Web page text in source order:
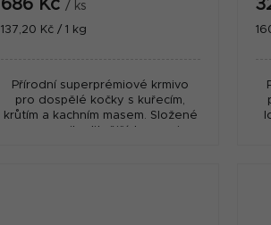
686 Kč/ ks
Měrná
137,20 Kč / 1 kg
Přírodní superprémiové krmivo
pro dospělé kočky s kuřecím,
krůtím a kachním masem. Složené